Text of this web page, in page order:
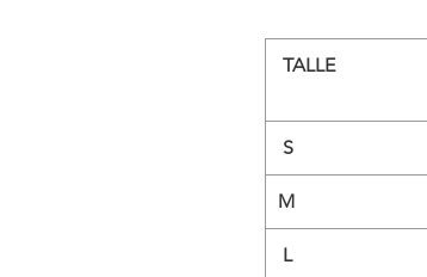
TALLE
S
M
L